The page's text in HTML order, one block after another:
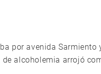
por avenida Sarmiento
alcoholemia arrojó